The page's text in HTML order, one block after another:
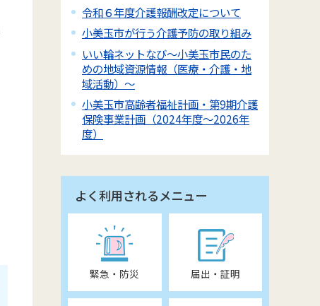
令和６年度介護報酬改定について
小美玉市が行う介護予防の取り組み
いい輪ネットなび～小美玉市民のた
めの地域資源情報（医療・介護・地
域活動）～
小美玉市高齢者福祉計画・第9期介護
保険事業計画（2024年度～2026年
度）
よく利用されるメニュー
緊急・防災 届出・証明